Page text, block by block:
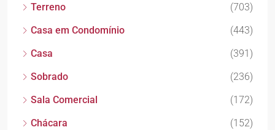
Terreno
(703)
Casa em Condomínio
(443)
Casa
(391)
Sobrado
(236)
Sala Comercial
(172)
Chácara
(152)